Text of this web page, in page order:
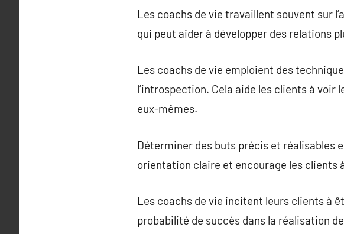
Les coachs de vie travaillent souvent sur
qui peut aider à développer des relations
Les coachs de vie emploient des
l’introspection. Cela aide les clients à voir
eux-mêmes.
Déterminer des buts précis et réalisables
orientation claire et encourage les clients
Les coachs de vie incitent leurs clients à
probabilité de succès dans la réalisation